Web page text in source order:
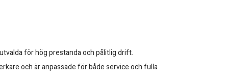
för hög prestanda och pålitlig drift.
och är anpassade för både service och fulla